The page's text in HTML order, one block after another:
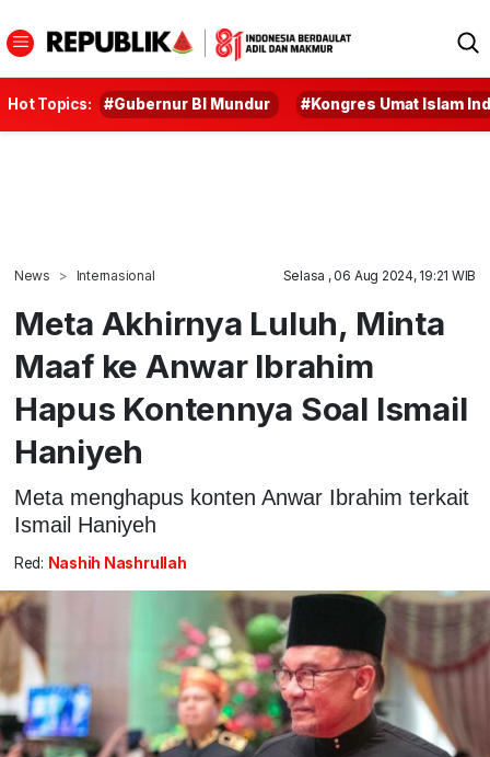
Hot Topics: #Gubernur BI Mundur #Kongres Umat Islam
News Internasional Selasa , 06 Aug 2024, 19:21 WIB
Meta Akhirnya Luluh, Minta
Maaf ke Anwar Ibrahim
Hapus Kontennya Soal Ismail
Haniyeh
Meta menghapus konten Anwar Ibrahim terkait
Ismail Haniyeh
Red: Nashih Nashrullah